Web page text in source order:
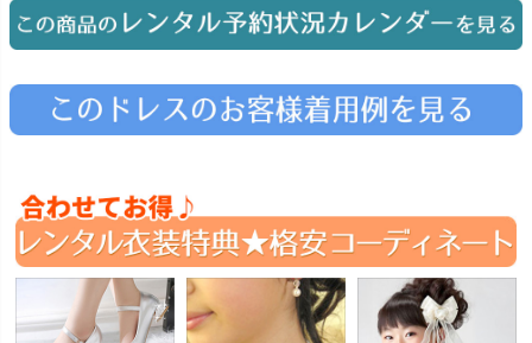
Angel's Photo Studio
対応 七五三・発表会・記念撮影
予約 Web または お電話
ヘアメイク・着付け